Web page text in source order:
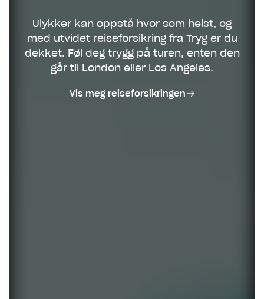
Ulykker kan oppstå hvor som helst, og
med utvidet reiseforsikring fra Tryg er du
dekket. Føl deg trygg på turen, enten den
går til London eller Los Angeles.
Vis meg reiseforsikringen